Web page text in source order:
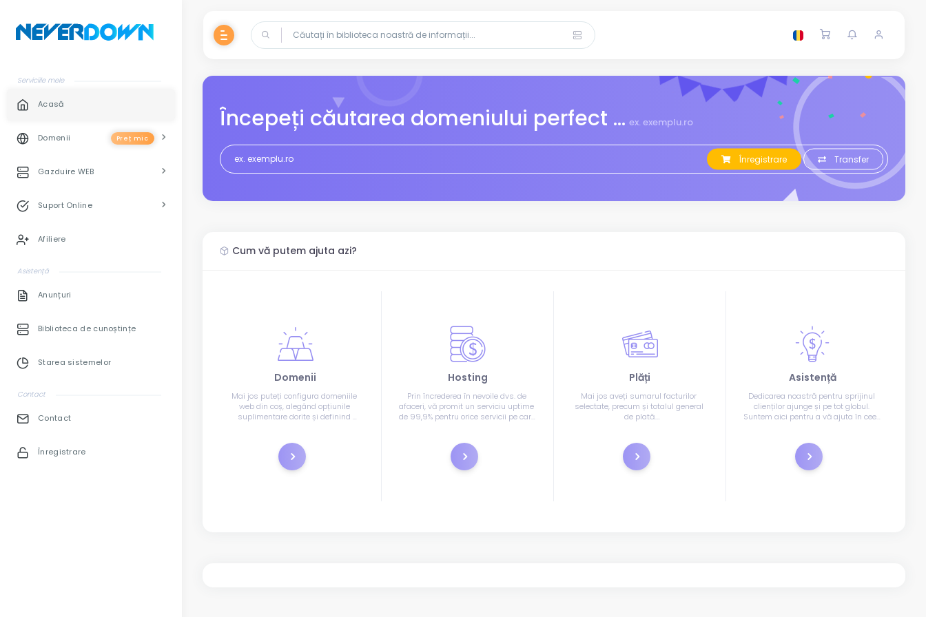
Serviciile mele
Acasă
Domenii Preț mic
Gazduire WEB
Suport Online
Afiliere
Asistență
Anunțuri
Biblioteca de cunoștințe
Starea sistemelor
Contact
Contact
Înregistrare
Începeți căutarea domeniului perfect ... ex. exemplu.ro
Înregistrare Transfer
Cum vă putem ajuta azi?
Domenii
Mai jos puteți configura domeniile
web din coș, alegând opțiunile
suplimentare dorite și definind
Înregistrare
Hosting
Prin încrederea în nevoile dvs. de
afaceri, vă promit un serviciu uptime
de 99,9% pentru orice servicii pe care
care o putem furniza.
Comandă
Plăți
Mai jos aveți sumarul facturilor
selectate, precum și totalul general
de plată.
Plătește acum
Asistență
Dedicarea noastră pentru sprijinul
clienților ajunge și pe tot globul.
Suntem aici pentru a vă ajuta în ceea
telefon, prin e-mail sau prin chat live.
Tichete de suport